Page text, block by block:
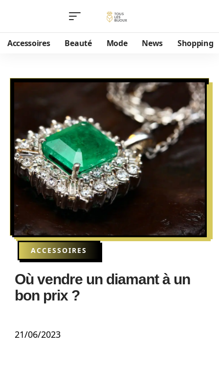
Accessoires Beauté Mode News Shopping
ACCESSOIRES
Où vendre un diamant à un
bon prix ?
21/06/2023